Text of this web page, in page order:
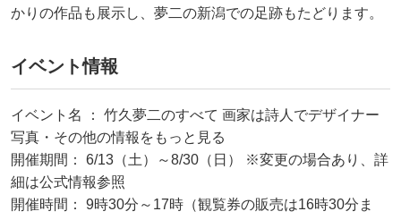
かりの作品も展示し、夢二の新潟での足跡もたどります。
イベント情報
イベント名 ： 竹久夢二のすべて 画家は詩人でデザイナー
写真・その他の情報をもっと見る
開催期間： 6/13（土）～8/30（日） ※変更の場合あり、詳
細は公式情報参照
開催時間： 9時30分～17時（観覧券の販売は16時30分ま